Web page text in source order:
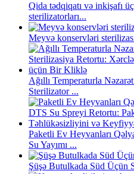
Qida tədqiqatı və inkişafı
sterilizatorları...
Meyvə konservləri
Ağıllı Temperaturla
Sterilizator ...
Paketli Ev Heyvanları
Su Yayımı ...
Şüşə Butulkada Süd Üçün